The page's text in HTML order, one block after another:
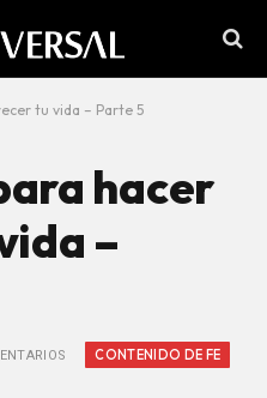
tu vida – Parte 5
hacer
–
CONTENIDO DE FE